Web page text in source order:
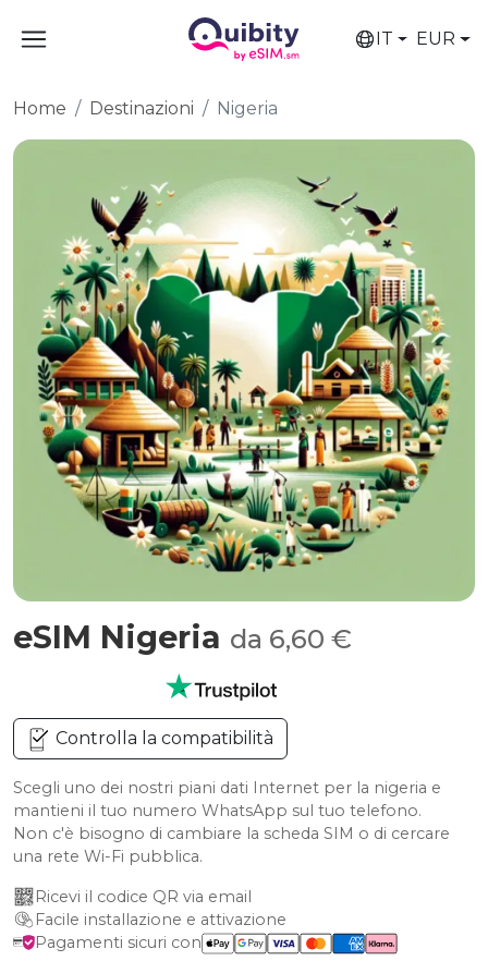
IT EUR
Home Destinazioni Nigeria
eSIM Nigeria da 6,60 €
Controlla la compatibilità
Scegli uno dei nostri piani dati Internet per la nigeria e
mantieni il tuo numero WhatsApp sul tuo telefono.
Non c'è bisogno di cambiare la scheda SIM o di cercare
una rete Wi-Fi pubblica.
Ricevi il codice QR via email
Facile installazione e attivazione
Pagamenti sicuri con